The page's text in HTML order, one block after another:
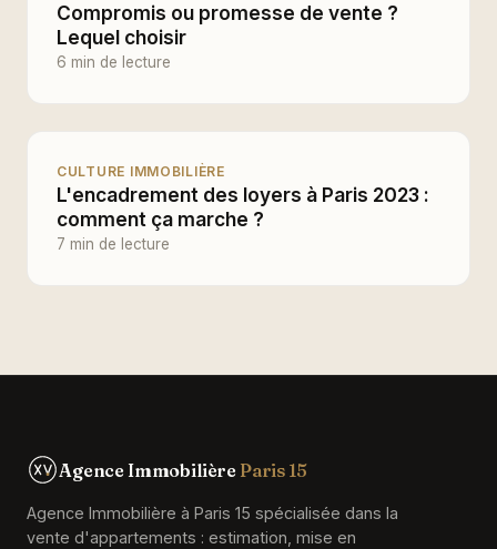
Compromis ou promesse de vente ?
Lequel choisir
6 min de lecture
CULTURE IMMOBILIÈRE
L'encadrement des loyers à Paris 2023 :
comment ça marche ?
7 min de lecture
Agence Immobilière Paris 15
Agence Immobilière à Paris 15 spécialisée dans la
vente d'appartements : estimation, mise en